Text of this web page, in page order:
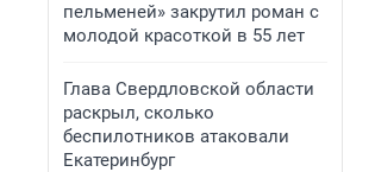
пельменей» закрутил роман с
молодой красоткой в 55 лет
Глава Свердловской области
раскрыл, сколько
беспилотников атаковали
Екатеринбург